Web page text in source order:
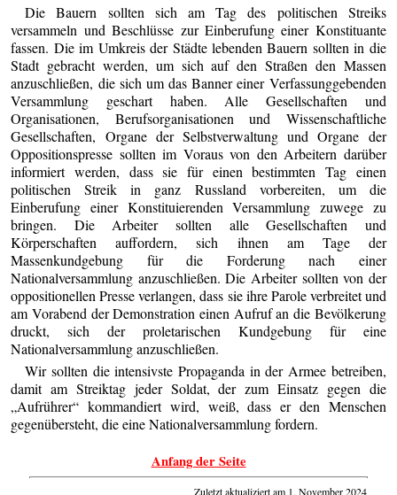
Die Bauern sollten sich am Tag des politischen Streiks
versammeln und Beschlüsse zur Einberufung einer Konstituante
fassen. Die im Umkreis der Städte lebenden Bauern sollten in die
Stadt gebracht werden, um sich auf den Straßen den Massen
anzuschließen, die sich um das Banner einer Verfassunggebenden
Versammlung geschart haben. Alle Gesellschaften und
Organisationen, Berufsorganisationen und Wissenschaftliche
Gesellschaften, Organe der Selbstverwaltung und Organe der
Oppositionspresse sollten im Voraus von den Arbeitern darüber
informiert werden, dass sie für einen bestimmten Tag einen
politischen Streik in ganz Russland vorbereiten, um die
Einberufung einer Konstituierenden Versammlung zuwege zu
bringen. Die Arbeiter sollten alle Gesellschaften und
Körperschaften auffordern, sich ihnen am Tage der
Massenkundgebung für die Forderung nach einer
Nationalversammlung anzuschließen. Die Arbeiter sollten von der
oppositionellen Presse verlangen, dass sie ihre Parole verbreitet und
am Vorabend der Demonstration einen Aufruf an die Bevölkerung
druckt, sich der proletarischen Kundgebung für eine
Nationalversammlung anzuschließen.
Wir sollten die intensivste Propaganda in der Armee betreiben,
damit am Streiktag jeder Soldat, der zum Einsatz gegen die
„Aufrührer“ kommandiert wird, weiß, dass er den Menschen
gegenübersteht, die eine Nationalversammlung fordern.
Anfang der Seite
Zuletzt aktualiziert am 1. November 2024